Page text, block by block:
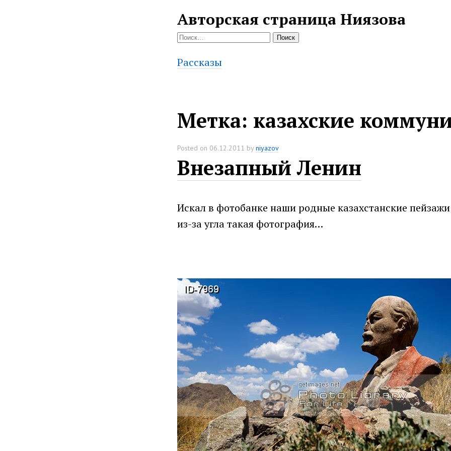
Авторская страница Ниязова
Найти:
Рассказы
Метка: казахские
Posted on 06.12.2011 by niyazov
Внезапный Ленин
Искал в фотобанке наши родные казахстанские
из-за угла такая фотография…